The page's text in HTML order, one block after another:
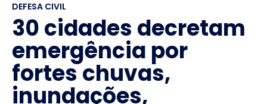
DEFESA CIVIL
30 cidades decretam
emergência por
fortes chuvas,
inundações,